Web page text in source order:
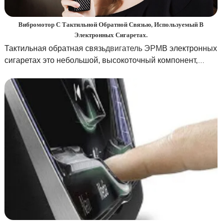
Вибромотор С Тактильной Обратной Связью, Используемый В
Электронных Сигаретах.
Тактильная обратная связьдвигатель ЭРМ В электронных
сигаретах это небольшой, высокоточный компонент,
связи с пользователем. При интеграции в электронную
сигарету он используется для создания едва заметной
вибрации или тактильного отклика, который оповещает
пользователя о конкретных событиях или
взаимодействиях, таких как включение питания,
обнаружение затяжки или ошибки устройства. Это
улучшает пользовательский опыт, обеспечивая
физическую реакцию на различные взаимодействия с
электронной сигаретой, делая ее более интуитивно
понятной и удобной.